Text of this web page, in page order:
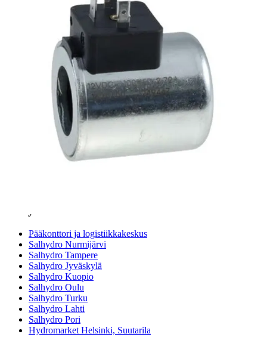
Tekninen tuki
Sylinterilaskuri
Sähköteholaskuri
Virtausnopeuslaskuri
Hammaspyöräpumpun tilavuuslaskuri
Hydrauliteholaskuri
Teollisuusletkuhaku
Suodatinhaku
Magneettikelahaku
Meistä
Avoimet työpaikat
Ympäristöpolitiikka
Messut ja tapahtumat
Pääkonttori ja logistiikkakeskus
Salhydro Nurmijärvi
Salhydro Tampere
Salhydro Jyväskylä
Salhydro Kuopio
Salhydro Oulu
Salhydro Turku
Salhydro Lahti
Salhydro Pori
Hydromarket Helsinki, Suutarila